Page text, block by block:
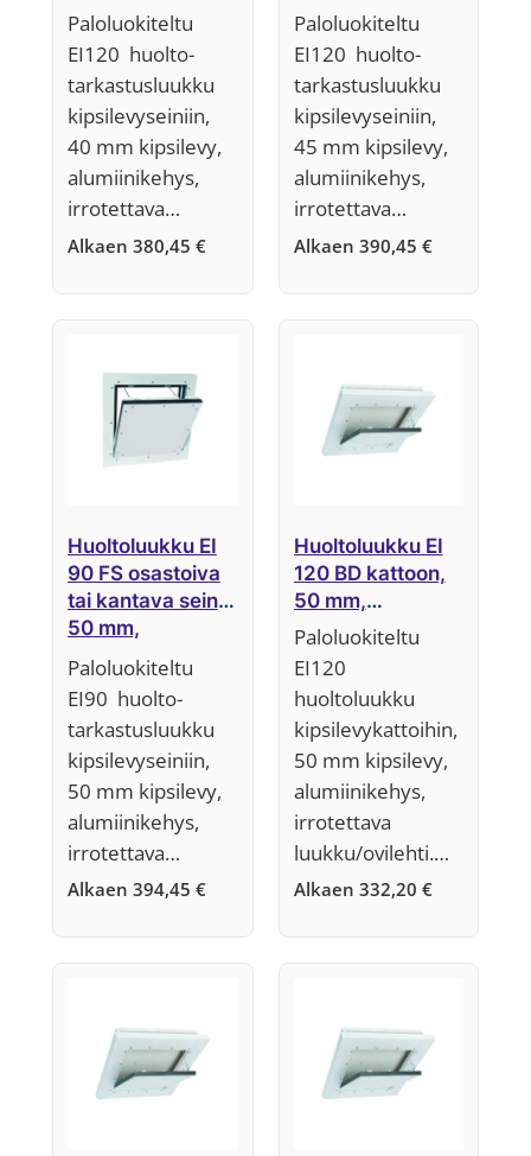
40 mm,
Järjestelmä F5
Paloluokiteltu
EI120 huolto-
tarkastusluukku
kipsilevyseiniin,
40 mm kipsilevy,
alumiinikehys,
irrotettava…
Alkaen 380,45 €
45 mm,
Järjestelmä F5
Paloluokiteltu
EI120 huolto-
tarkastusluukku
kipsilevyseiniin,
45 mm kipsilevy,
alumiinikehys,
irrotettava…
Alkaen 390,45 €
Huoltoluukku EI
90 FS osastoiva
tai kantava seinä,
50 mm,
Järjestelmä F5
Paloluokiteltu
EI90 huolto-
tarkastusluukku
kipsilevyseiniin,
50 mm kipsilevy,
alumiinikehys,
irrotettava…
Alkaen 394,45 €
Huoltoluukku EI
120 BD kattoon,
50 mm,
Järjestelmä F6
Paloluokiteltu
EI120
huoltoluukku
kipsilevykattoihin,
50 mm kipsilevy,
alumiinikehys,
irrotettava
luukku/ovilehti.…
Alkaen 332,20 €